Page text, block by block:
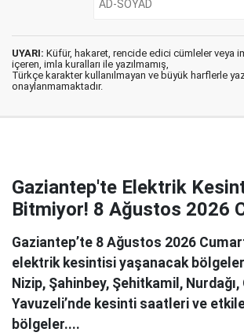
UYARI: Küfür, hakaret, rencide edici cümleler veya
içeren, imla kuralları ile yazılmamış,
Türkçe karakter kullanılmayan ve büyük harflerle
onaylanmamaktadır.
Gaziantep'te Elektrik
Bitmiyor! 8 Ağustos 2026
Gaziantep’te 8 Ağustos 2026
elektrik kesintisi yaşanacak
Nizip, Şahinbey, Şehitkamil,
Yavuzeli’nde kesinti saatleri ve
bölgeler....